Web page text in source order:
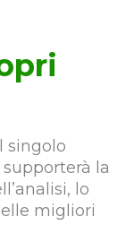
singolo
la
lo
migliori